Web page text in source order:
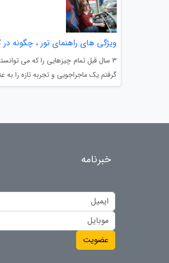
ویژگی های راهنمای تور ، چگونه
3 سال قبل تمام چیزهایی را که می
گرفتم یک ماجراجویی و تجربه تازه را به
خبرنامه
عضویت